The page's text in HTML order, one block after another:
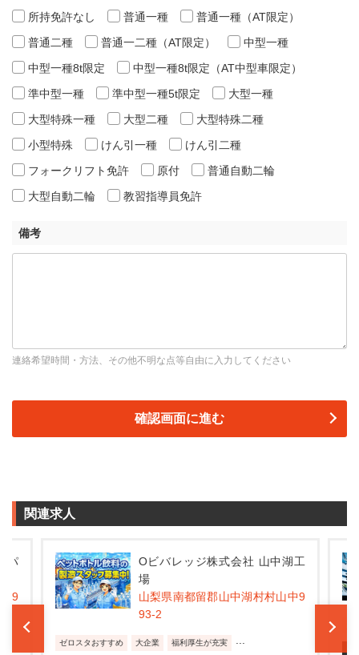
所持免許なし 普通一種
普通一種（AT限定）
普通二種
普通一二種（AT限定）
中型一種
中型一種8t限定
中型一種8t限定（AT中型車限定）
準中型一種
準中型一種5t限定
大型一種
大型特殊一種
大型二種
大型特殊二種
小型特殊
けん引一種
けん引二種
フォークリフト免許
原付
普通自動二輪
大型自動二輪
教習指導員免許
備考
連絡希望時間・方法、その他不明な点等自由に入力してください
関連求人
パ
Oビバレッジ株式会社 山中湖工
場
山梨県南都留郡山中湖村村山中9
93-2
ゼロスタおすすめ 大企業 福利厚生が充実